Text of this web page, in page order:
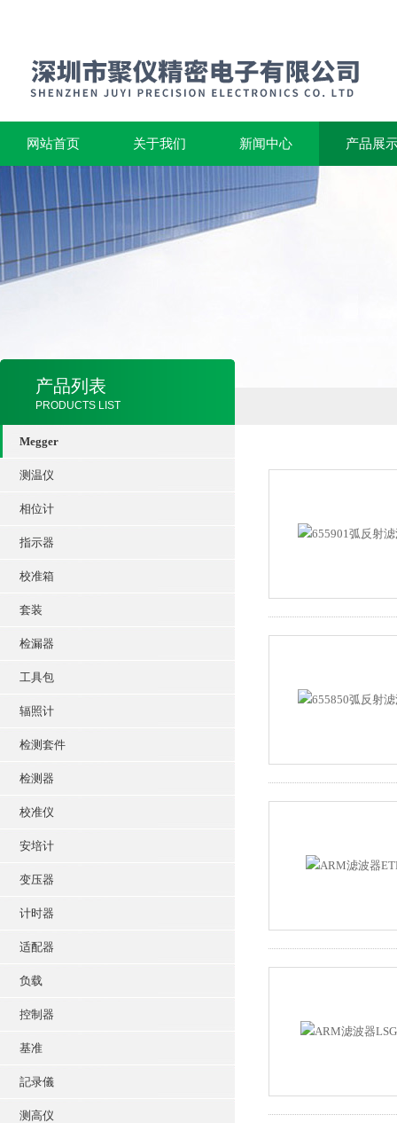
网站首页 关于我们 新闻中心 产品展
产品列表
PRODUCTS LIST
Megger
测温仪
相位计
指示器
校准箱
套装
检漏器
工具包
辐照计
检测套件
检测器
校准仪
安培计
变压器
计时器
适配器
负载
控制器
基准
記录儀
测高仪